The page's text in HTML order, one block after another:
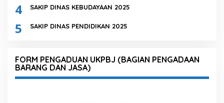
4 SAKIP DINAS KEBUDAYAAN 2025
5 SAKIP DINAS PENDIDIKAN 2025
FORM PENGADUAN UKPBJ (BAGIAN PENGADAAN
BARANG DAN JASA)